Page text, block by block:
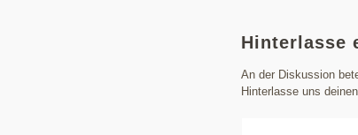
Hinterlasse
An der Diskussion
Hinterlasse uns